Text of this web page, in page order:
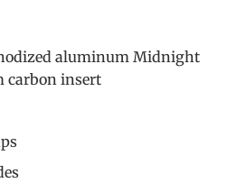
aluminum Midnight
carbon insert